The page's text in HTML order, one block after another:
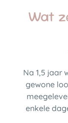
Wat
Na 1,5 jaar
gewone
enkele